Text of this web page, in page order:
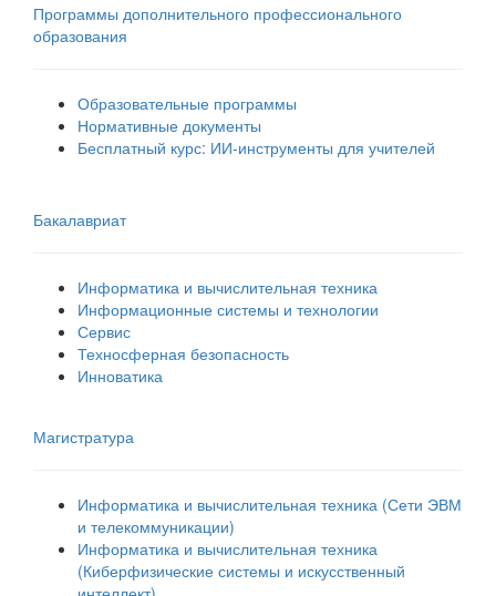
Программы дополнительного профессионального
образования
Образовательные программы
Нормативные документы
Бесплатный курс: ИИ‑инструменты для учителей
Бакалавриат
Информатика и вычислительная техника
Информационные системы и технологии
Сервис
Техносферная безопасность
Инноватика
Магистратура
Информатика и вычислительная техника (Сети ЭВМ
и телекоммуникации)
Информатика и вычислительная техника
(Киберфизические системы и искусственный